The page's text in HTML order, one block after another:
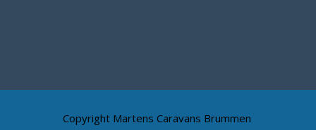
Copyright Martens Caravans Brummen